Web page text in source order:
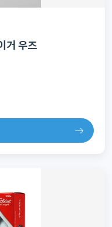
tour B 3구 3pc 타이거 우즈